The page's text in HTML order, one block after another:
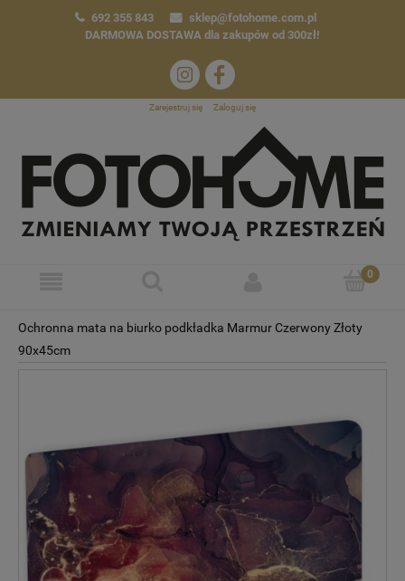
692 355 843
sklep@fotohome.com.pl
DARMOWA DOSTAWA dla zakupów od 300zł!
Zarejestruj się Zaloguj się
Ochronna mata na biurko podkładka Marmur Czerwony Złoty
90x45cm